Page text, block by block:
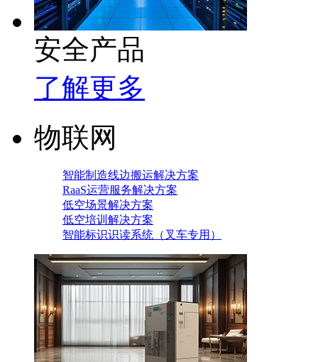
安全产品
了解更多
物联网
智能制造线边搬运解决方案
RaaS运营服务解决方案
低空场景解决方案
低空培训解决方案
智能标识识读系统（叉车专用）